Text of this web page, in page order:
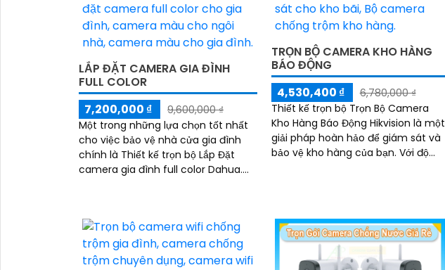
LẮP ĐẶT CAMERA GIA ĐÌNH
FULL COLOR
7,200,000 ₫
9,600,000 ₫
Một trong những lựa chọn tốt nhất
cho việc bảo vệ nhà cửa gia đình
chính là Thiết kế trọn bộ Lắp Đặt
camera gia đình full color Dahua.
TRỌN BỘ CAMERA KHO HÀNG
BÁO ĐỘNG
4,530,400 ₫
6,780,000 ₫
Thiết kế trọn bộ Trọn Bộ Camera
Kho Hàng Báo Động Hikvision là một
giải pháp hoàn hảo để giám sát và
bảo vệ kho hàng của bạn. Với độ